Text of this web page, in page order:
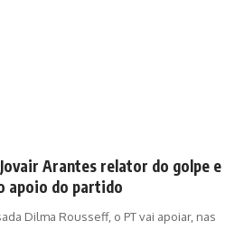
Arantes relator do golpe e
apoio do partido
Dilma Rousseff, o PT vai apoiar, nas